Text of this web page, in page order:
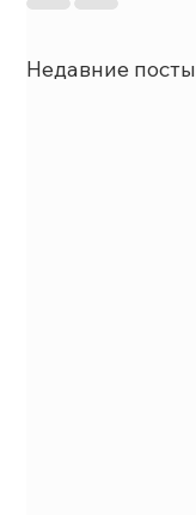
Недавние посты